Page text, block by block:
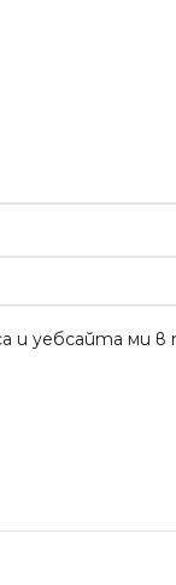
и уебсайта ми